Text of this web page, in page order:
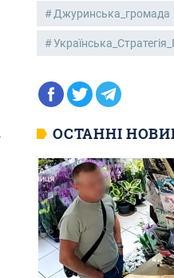
Джуринська_громада
ОСТАННІ